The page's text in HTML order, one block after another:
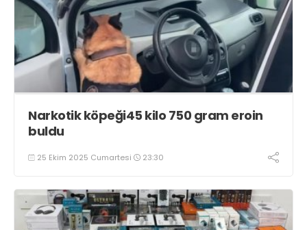
Narkotik köpeği45 kilo 750 gram eroin
buldu
25 Ekim 2025 Cumartesi 23:30